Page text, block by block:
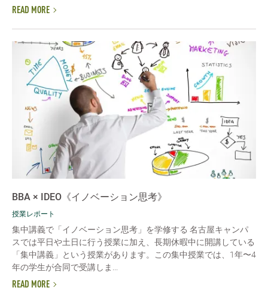
READ MORE
BBA × IDEO《イノベーション思考》
授業レポート
集中講義で「イノベーション思考」を学修する 名古屋キャンパ
スでは平日や土日に行う授業に加え、長期休暇中に開講している
「集中講義」という授業があります。この集中授業では、1年〜4
年の学生が合同で受講しま...
READ MORE